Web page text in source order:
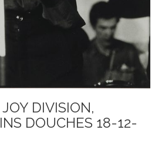
DIVISION,
DOUCHES 18-12-